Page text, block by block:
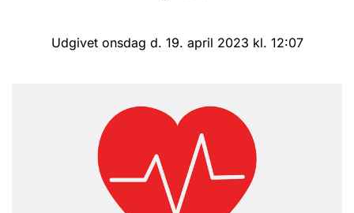
Udgivet onsdag d. 19. april 2023 kl. 12:07